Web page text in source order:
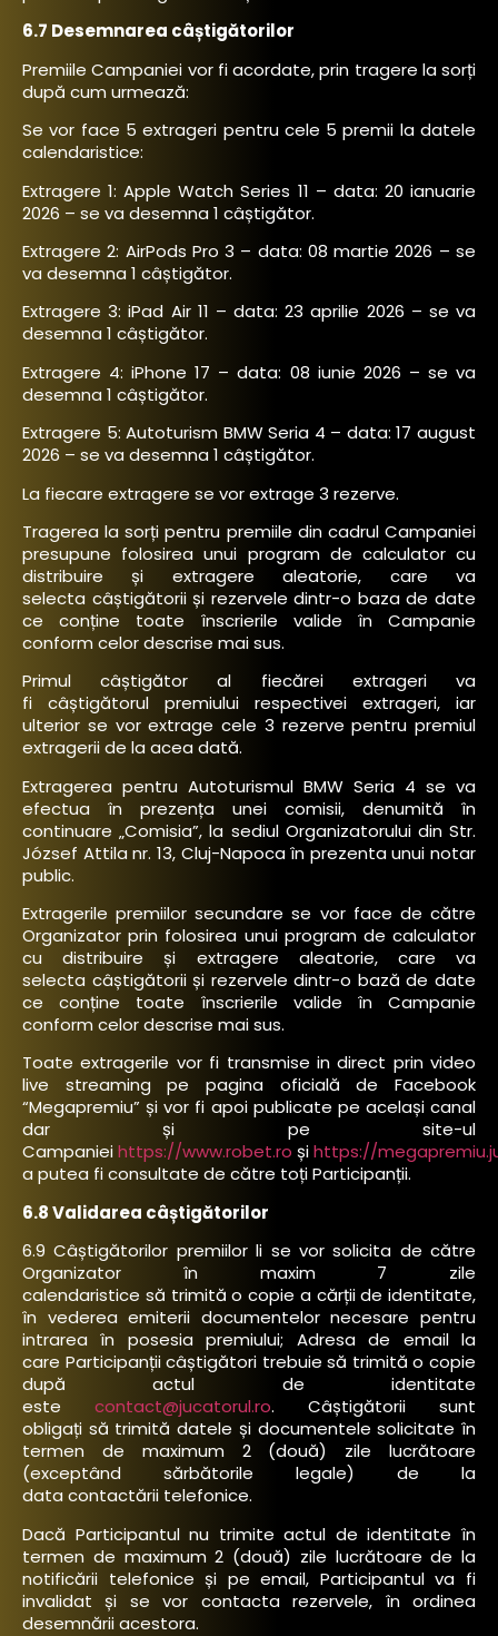
6.7 Desemnarea câștigătorilor
Premiile Campaniei vor fi acordate, prin tragere la sorți
după cum urmează:
Se vor face 5 extrageri pentru cele 5 premii la datele
calendaristice:
Extragere 1: Apple Watch Series 11 – data: 20 ianuarie
2026 – se va desemna 1 câștigător.
Extragere 2: AirPods Pro 3 – data: 08 martie 2026 – se
va desemna 1 câștigător.
Extragere 3: iPad Air 11 – data: 23 aprilie 2026 – se va
desemna 1 câștigător.
Extragere 4: iPhone 17 – data: 08 iunie 2026 – se va
desemna 1 câștigător.
Extragere 5: Autoturism BMW Seria 4 – data: 17 august
2026 – se va desemna 1 câștigător.
La fiecare extragere se vor extrage 3 rezerve.
Tragerea la sorți pentru premiile din cadrul Campaniei
presupune folosirea unui program de calculator cu
distribuire și extragere aleatorie, care va
selecta câștigătorii și rezervele dintr-o baza de date
ce conține toate înscrierile valide în Campanie
conform celor descrise mai sus.
Primul câștigător al fiecărei extrageri va
fi câștigătorul premiului respectivei extrageri, iar
ulterior se vor extrage cele 3 rezerve pentru premiul
extragerii de la acea dată.
Extragerea pentru Autoturismul BMW Seria 4 se va
efectua în prezența unei comisii, denumită în
continuare „Comisia”, la sediul Organizatorului din Str.
József Attila nr. 13, Cluj-Napoca în prezenta unui notar
public.
Extragerile premiilor secundare se vor face de către
Organizator prin folosirea unui program de calculator
cu distribuire și extragere aleatorie, care va
selecta câștigătorii și rezervele dintr-o bază de date
ce conține toate înscrierile valide în Campanie
conform celor descrise mai sus.
Toate extragerile vor fi transmise in direct prin video
live streaming pe pagina oficială de Facebook
“Megapremiu” și vor fi apoi publicate pe același canal
dar și pe site-ul
Campanieihttps://www.robet.ro șihttps://
a putea fi consultate de către toți Participanții.
6.8 Validarea câștigătorilor
6.9 Câștigătorilor premiilor li se vor solicita de către
Organizator în maxim 7 zile
calendaristice să trimită o copie a cărții de identitate,
în vederea emiterii documentelor necesare pentru
intrarea în posesia premiului; Adresa de email la
care Participanții câștigători trebuie să trimită o copie
după actul de identitate
este contact@jucatorul.ro. Câștigătorii sunt
obligați să trimită datele și documentele solicitate în
termen de maximum 2 (două) zile lucrătoare
(exceptând sărbătorile legale) de la
data contactării telefonice.
Dacă Participantul nu trimite actul de identitate în
termen de maximum 2 (două) zile lucrătoare de la
notificării telefonice și pe email, Participantul va fi
invalidat și se vor contacta rezervele, în ordinea
desemnării acestora.